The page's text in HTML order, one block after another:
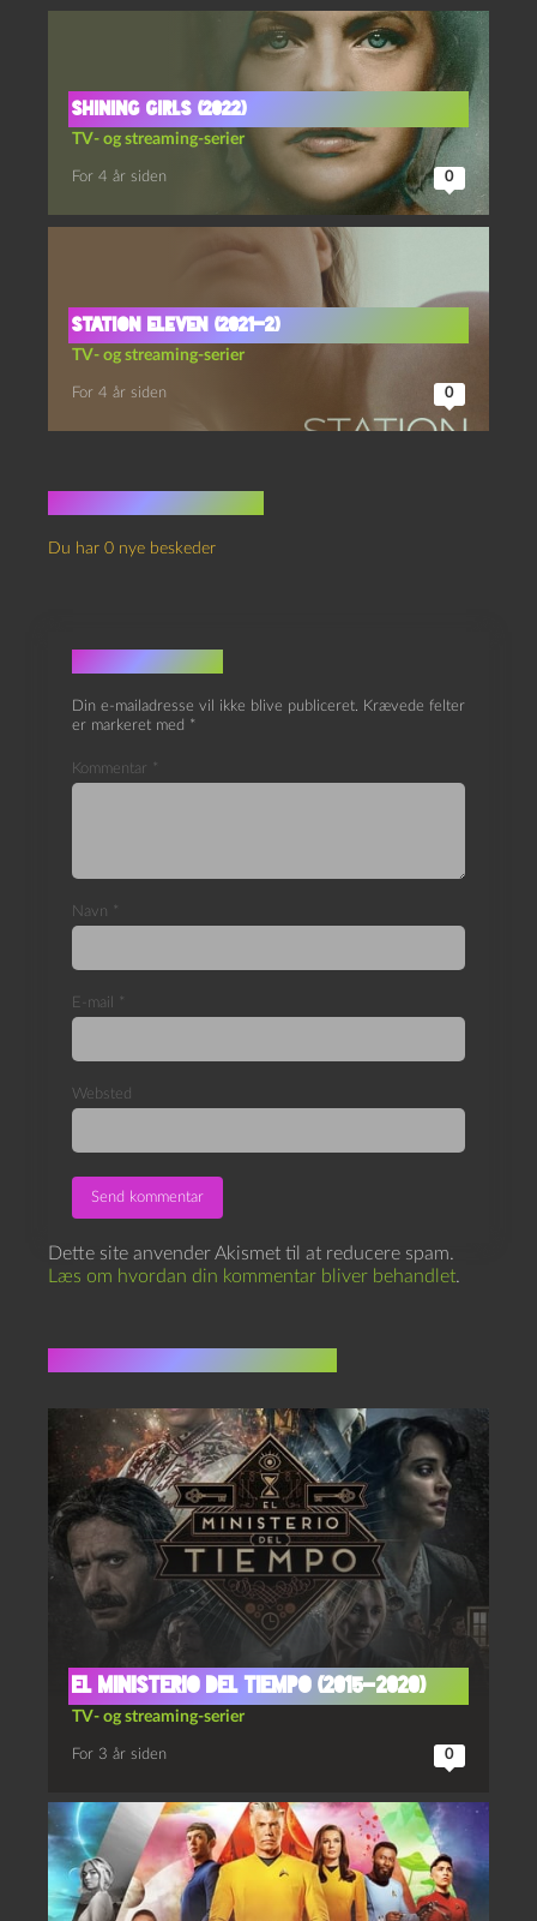
Shining girls (2022)
TV- og streaming-serier
For 4 år siden 0
Station eleven (2021-2)
TV- og streaming-serier
For 4 år siden 0
Du har 0 nye beskeder
Skriv et svar
Din e-mailadresse vil ikke blive publiceret. Krævede felter
er markeret med *
Kommentar *
Navn *
E-mail *
Websted
Dette site anvender Akismet til at reducere spam.
Læs om hvordan din kommentar bliver behandlet.
El ministerio del tiempo (2015-2020)
TV- og streaming-serier
For 3 år siden 0